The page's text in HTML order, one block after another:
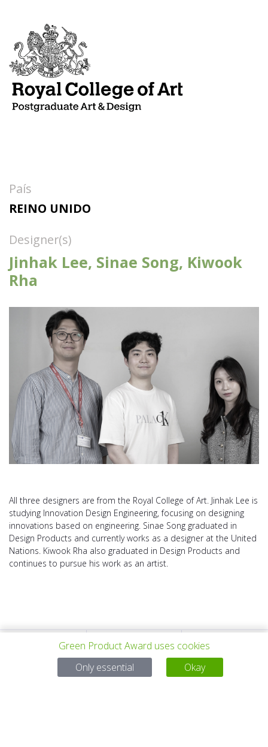
País
REINO UNIDO
Designer(s)
Jinhak Lee, Sinae Song, Kiwook
Rha
All three designers are from the Royal College of Art. Jinhak Lee is
studying Innovation Design Engineering, focusing on designing
innovations based on engineering. Sinae Song graduated in
Design Products and currently works as a designer at the United
Nations. Kiwook Rha also graduated in Design Products and
continues to pursue his work as an artist.
PROYECTO TODOS LOS SIGUIENTE
Green Product Award uses cookies
Only essential
Okay